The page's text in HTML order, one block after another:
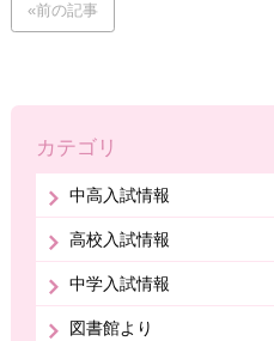
«前の記事
カテゴリ
中高入試情報
高校入試情報
中学入試情報
図書館より